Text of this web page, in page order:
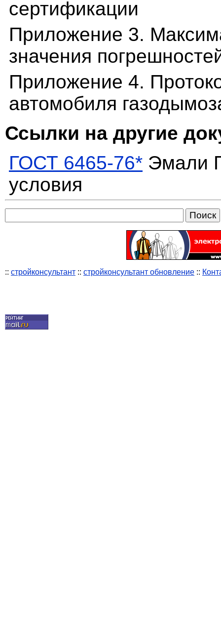
сертификации
Приложение 3.
значения
Приложение 4.
автомобиля
Ссылки на другие
ГОСТ 6465-76* Эмали
условия
:: стройконсультант :: стройконсультант обновление ::